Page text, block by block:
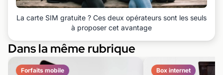
La carte SIM gratuite ? Ces deux opérateurs sont les seuls
à proposer cet avantage
Dans la même rubrique
Forfaits mobile Box internet